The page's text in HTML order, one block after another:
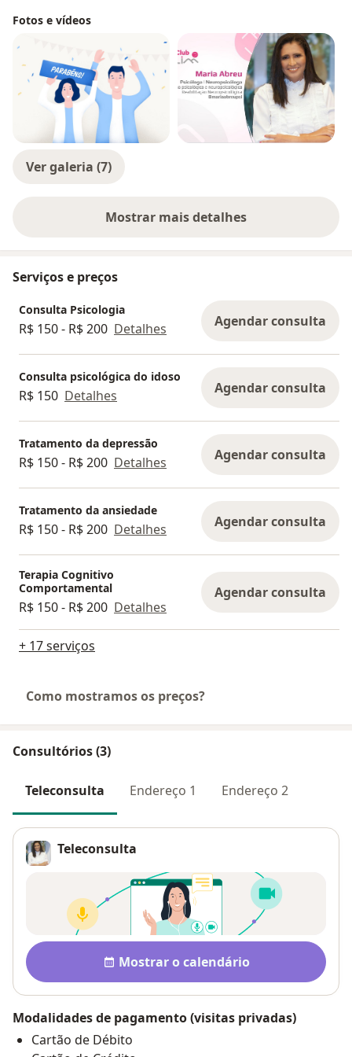
Fotos e vídeos
Ver galeria (7)
Mostrar mais detalhes
sobre a experiência
Serviços e preços
Consulta Psicologia
R$ 150 - R$ 200 Detalhes Agendar consulta
Consulta psicológica do idoso
R$ 150 Detalhes Agendar consulta
Tratamento da depressão
R$ 150 - R$ 200 Detalhes Agendar consulta
Tratamento da ansiedade
R$ 150 - R$ 200 Detalhes Agendar consulta
Terapia Cognitivo
Comportamental
R$ 150 - R$ 200 Detalhes
Agendar consulta
+ 17 serviços
Como mostramos os preços?
Consultórios (3)
Teleconsulta Endereço 1 Endereço 2
Teleconsulta
Disponibilidade
Mostrar o calendário
Modalidades de pagamento (visitas privadas)
Cartão de Débito